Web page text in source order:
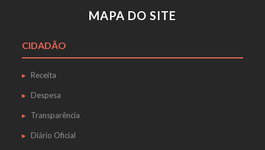
MAPA DO SITE
CIDADÃO
Receita
Despesa
Transparência
Diário Oficial